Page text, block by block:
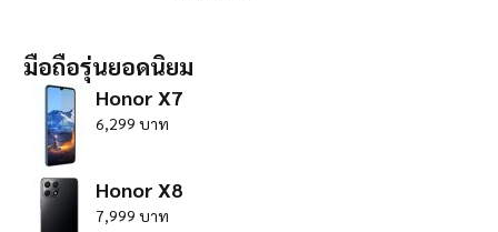
มือถือรุ่นยอดนิยม
Honor X7
6,299 บาท
Honor X8
7,999 บาท